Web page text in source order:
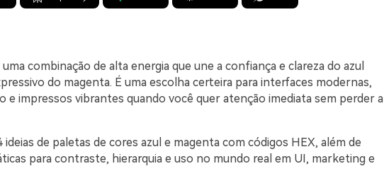
combinação de alta energia que une a confiança e clareza do azul
do magenta. É uma escolha certeira para interfaces modernas,
e impressos vibrantes quando você quer atenção imediata sem perder a
ideias de paletas de cores azul e magenta com códigos HEX, além de
para contraste, hierarquia e uso no mundo real em UI, marketing e